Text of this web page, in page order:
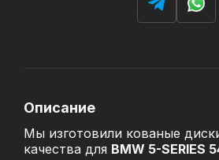
Описание
Мы изготовили кованые
качества для BMW 5-SERIES